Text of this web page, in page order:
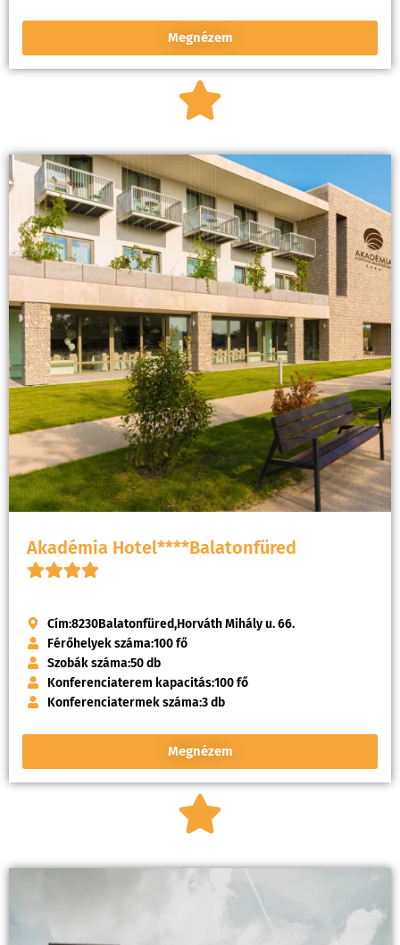
Megnézem
Akadémia Hotel****Balatonfüred
Cím:8230Balatonfüred,Horváth Mihály u. 66.
Férőhelyek száma:100 fő
Szobák száma:50 db
Konferenciaterem kapacitás:100 fő
Konferenciatermek száma:3 db
Megnézem